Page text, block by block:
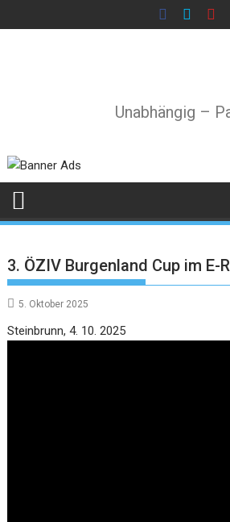
to
Unabhängig –
3. ÖZIV Burgenland Cup im E-
5. Oktober 2025
Steinbrunn, 4. 10. 2025Video